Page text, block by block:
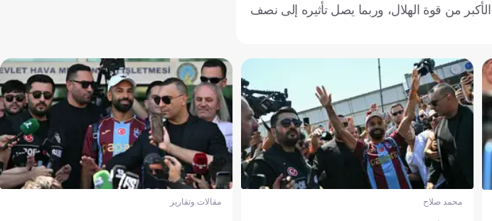
من قوة الهلال، وربما يصل تأثيره إلى نصف
محمد صلاح مقالات وتقارير